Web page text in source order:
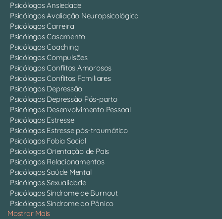
Psicólogos Ansiedade
Psicólogos Avaliação Neuropsicológica
Psicólogos Carreira
Psicólogos Casamento
Psicólogos Coaching
Psicólogos Compulsões
Psicólogos Conflitos Amorosos
Psicólogos Conflitos Familiares
Psicólogos Depressão
Psicólogos Depressão Pós-parto
Psicólogos Desenvolvimento Pessoal
Psicólogos Estresse
Psicólogos Estresse pós-traumático
Psicólogos Fobia Social
Psicólogos Orientação de Pais
Psicólogos Relacionamentos
Psicólogos Saúde Mental
Psicólogos Sexualidade
Psicólogos Síndrome de Burnout
Psicólogos Síndrome do Pânico
Mostrar Mais